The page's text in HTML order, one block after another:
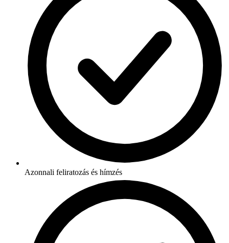
Azonnali feliratozás és hímzés